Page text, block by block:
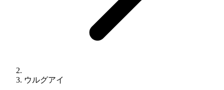
ウルグアイ